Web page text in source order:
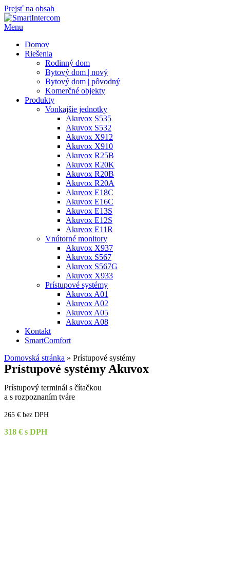
Prejsť na obsah
Menu
Domov
Riešenia
Rodinný dom
Bytový dom | nový
Bytový dom | pôvodný
Komerčné objekty
Produkty
Vonkajšie jednotky
Akuvox S535
Akuvox S532
Akuvox X912
Akuvox X910
Akuvox R25B
Akuvox R20K
Akuvox R20B
Akuvox R20A
Akuvox E18C
Akuvox E16C
Akuvox E13S
Akuvox E12S
Akuvox E11R
Vnútorné monitory
Akuvox X937
Akuvox S567
Akuvox S567G
Akuvox X933
Prístupové systémy
Akuvox A01
Akuvox A02
Akuvox A05
Akuvox A08
Kontakt
SmartComfort
Domovská stránka » Prístupové systémy
Prístupové systémy Akuvox
Prístupový terminál s čítačkou
a s rozpoznaním tváre
265 € bez DPH
318 € s DPH